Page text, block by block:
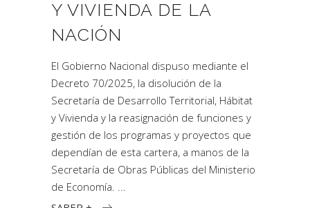
Y VIVIENDA DE LA
NACIÓN
El Gobierno Nacional dispuso mediante el
Decreto 70/2025, la disolución de la
Secretaría de Desarrollo Territorial, Hábitat
y Vivienda y la reasignación de funciones y
gestión de los programas y proyectos que
dependían de esta cartera, a manos de la
Secretaría de Obras Públicas del Ministerio
de Economía.